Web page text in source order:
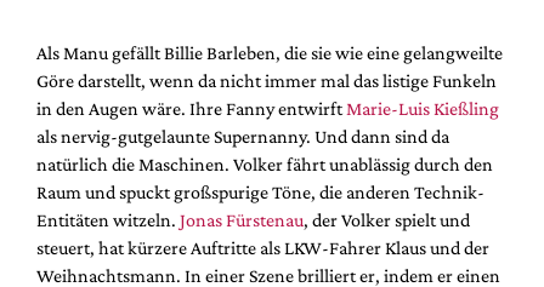
Als Manu gefällt Billie Barleben, die sie wie eine gelangweilte
Göre darstellt, wenn da nicht immer mal das listige Funkeln
in den Augen wäre. Ihre Fanny entwirft Marie-Luis Kießling
als nervig-gutgelaunte Supernanny. Und dann sind da
natürlich die Maschinen. Volker fährt unablässig durch den
Raum und spuckt großspurige Töne, die anderen Technik-
Entitäten witzeln. Jonas Fürstenau, der Volker spielt und
steuert, hat kürzere Auftritte als LKW-Fahrer Klaus und der
Weihnachtsmann. In einer Szene brilliert er, indem er einen